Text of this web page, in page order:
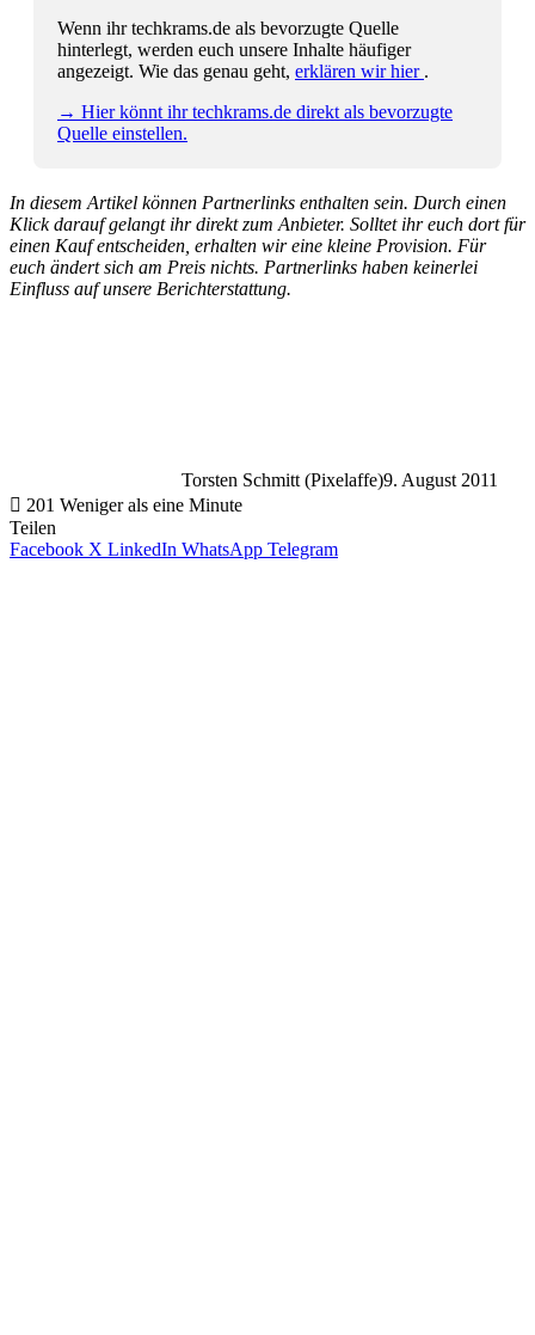
Wenn ihr techkrams.de als bevorzugte Quelle
hinterlegt, werden euch unsere Inhalte häufiger
angezeigt. Wie das genau geht, erklären wir hier .
→ Hier könnt ihr techkrams.de direkt als bevorzugte
Quelle einstellen.
In diesem Artikel können Partnerlinks enthalten sein. Durch einen
Klick darauf gelangt ihr direkt zum Anbieter. Solltet ihr euch dort für
einen Kauf entscheiden, erhalten wir eine kleine Provision. Für
euch ändert sich am Preis nichts. Partnerlinks haben keinerlei
Einfluss auf unsere Berichterstattung.
Torsten Schmitt (Pixelaffe)9. August 2011
201 Weniger als eine Minute
Teilen
Facebook X LinkedIn WhatsApp Telegram